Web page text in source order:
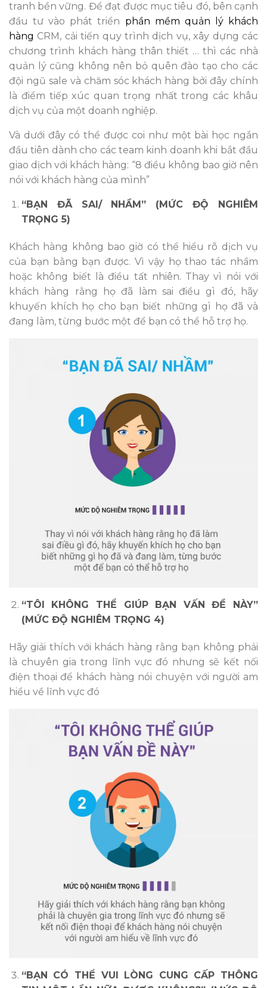
tranh bền vững. Để đạt được mục tiêu đó, bên cạnh
đầu tư vào phát triển phần mềm quản lý khách
hàng CRM, cải tiến quy trình dịch vụ, xây dựng các
chương trình khách hàng thân thiết … thì các nhà
quản lý cũng không nên bỏ quên đào tạo cho các
đội ngũ sale và chăm sóc khách hàng bởi đây chính
là điểm tiếp xúc quan trọng nhất trong các khâu
dịch vụ của một doanh nghiệp.
Và dưới đây có thể được coi như một bài học ngắn
đầu tiên dành cho các team kinh doanh khi bắt đầu
giao dịch với khách hàng: “8 điều không bao giờ nên
nói với khách hàng của mình”
“BẠN ĐÃ SAI/ NHẦM” (MỨC ĐỘ NGHIÊM
TRỌNG 5)
Khách hàng không bao giờ có thể hiểu rõ dịch vụ
của bạn bằng bạn được. Vì vậy họ thao tác nhầm
hoặc không biết là điều tất nhiên. Thay vì nói với
khách hàng rằng họ đã làm sai điều gì đó, hãy
khuyến khích họ cho bạn biết những gì họ đã và
đang làm, từng bước một để bạn có thể hỗ trợ họ.
“TÔI KHÔNG THỂ GIÚP BẠN VẤN ĐỀ NÀY”
(MỨC ĐỘ NGHIÊM TRỌNG 4)
Hãy giải thích với khách hàng rằng bạn không phải
là chuyên gia trong lĩnh vực đó nhưng sẽ kết nối
điện thoại để khách hàng nói chuyện với người am
hiểu về lĩnh vực đó
“BẠN CÓ THỂ VUI LÒNG CUNG CẤP THÔNG